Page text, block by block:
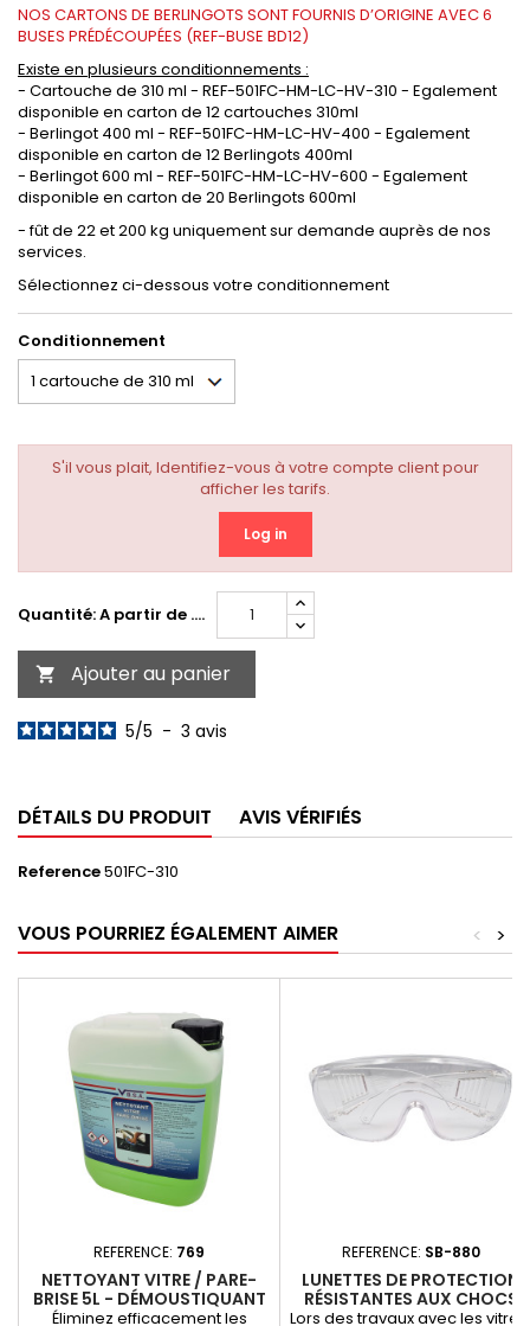
NOS CARTONS DE BERLINGOTS SONT FOURNIS D’ORIGINE AVEC 6
BUSES PRÉDÉCOUPÉES (REF-BUSE BD12)
Existe en plusieurs conditionnements :
- Cartouche de 310 ml - REF-501FC-HM-LC-HV-310 - Egalement
disponible en carton de 12 cartouches 310ml
- Berlingot 400 ml - REF-501FC-HM-LC-HV-400 - Egalement
disponible en carton de 12 Berlingots 400ml
- Berlingot 600 ml - REF-501FC-HM-LC-HV-600 - Egalement
disponible en carton de 20 Berlingots 600ml
- fût de 22 et 200 kg uniquement sur demande auprès de nos
services.
Sélectionnez ci-dessous votre conditionnement
Conditionnement
S'il vous plait, Identifiez-vous à votre compte client pour
afficher les tarifs.
Log in
Quantité: A partir de ....
 Ajouter au panier
5/5 - 3 avis
DÉTAILS DU PRODUIT AVIS VÉRIFIÉS
Reference501FC-310
VOUS POURRIEZ ÉGALEMENT AIMER >
<
REFERENCE: 769
NETTOYANT VITRE / PARE-
BRISE 5L - DÉMOUSTIQUANT
-769
Éliminez efficacement les
REFERENCE: SB-880
LUNETTES DE PROTECTION
RÉSISTANTES AUX CHOCS
Lors des travaux avec les vitres,